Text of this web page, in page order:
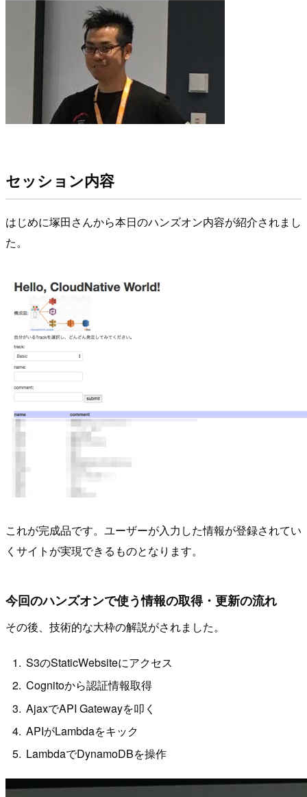
セッション内容
はじめに塚田さんから本日のハンズオン内容が紹介されまし
た。
これが完成品です。ユーザーが入力した情報が登録されてい
くサイトが実現できるものとなります。
今回のハンズオンで使う情報の取得・更新の流れ
その後、技術的な大枠の解説がされました。
S3のStaticWebsiteにアクセス
Cognitoから認証情報取得
AjaxでAPI Gatewayを叩く
APIがLambdaをキック
LambdaでDynamoDBを操作